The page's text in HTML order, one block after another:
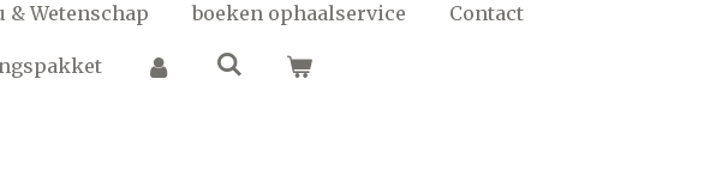
& Wetenschap boeken ophaalservice Contact